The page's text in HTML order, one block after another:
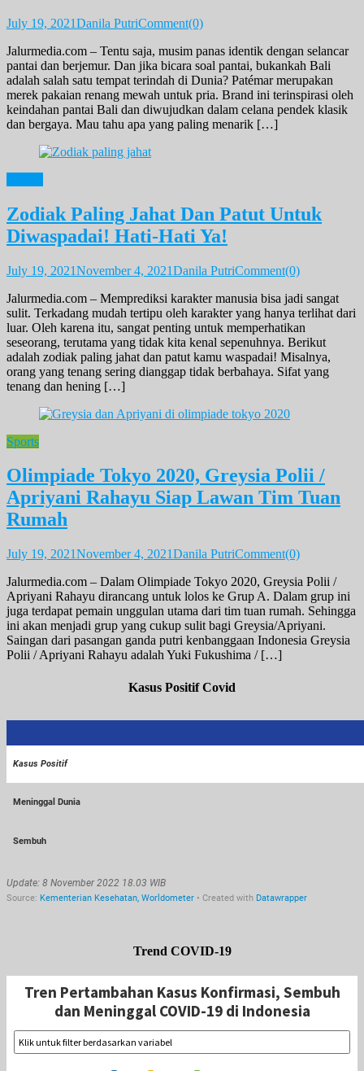
July 19, 2021Danila PutriComment(0)
Jalurmedia.com – Tentu saja, musim panas identik dengan selancar
pantai dan berjemur. Dan jika bicara soal pantai, bukankah Bali
adalah salah satu tempat terindah di Dunia? Patémar merupakan
merek pakaian renang mewah untuk pria. Brand ini terinspirasi oleh
keindahan pantai Bali dan diwujudkan dalam celana pendek klasik
dan bergaya. Mau tahu apa yang paling menarik […]
Zodiak Paling Jahat Dan Patut Untuk
Diwaspadai! Hati-Hati Ya!
July 19, 2021November 4, 2021Danila PutriComment(0)
Jalurmedia.com – Memprediksi karakter manusia bisa jadi sangat
sulit. Terkadang mudah tertipu oleh karakter yang hanya terlihat dari
luar. Oleh karena itu, sangat penting untuk memperhatikan
seseorang, terutama yang tidak kita kenal sepenuhnya. Berikut
adalah zodiak paling jahat dan patut kamu waspadai! Misalnya,
orang yang tenang sering dianggap tidak berbahaya. Sifat yang
tenang dan hening […]
Sports
Olimpiade Tokyo 2020, Greysia Polii /
Apriyani Rahayu Siap Lawan Tim Tuan
Rumah
July 19, 2021November 4, 2021Danila PutriComment(0)
Jalurmedia.com – Dalam Olimpiade Tokyo 2020, Greysia Polii /
Apriyani Rahayu dirancang untuk lolos ke Grup A. Dalam grup ini
juga terdapat pemain unggulan utama dari tim tuan rumah. Sehingga
ini akan menjadi grup yang cukup sulit bagi Greysia/Apriyani.
Saingan dari pasangan ganda putri kenbanggaan Indonesia Greysia
Polii / Apriyani Rahayu adalah Yuki Fukushima / […]
Kasus Positif Covid
Trend COVID-19